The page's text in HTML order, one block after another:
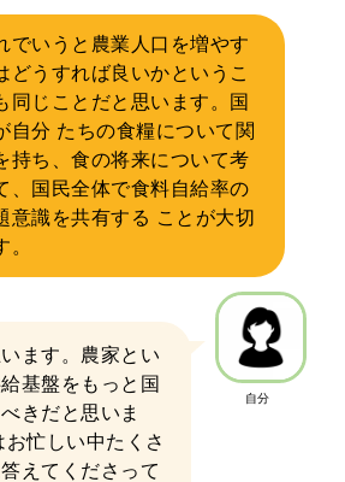
でいうと農業人口を増やす
どうすれば良いかというこ
同じことだと思います。国
自分 たちの食糧について関
持ち、食の将来について考
、国民全体で食料自給率の
意識を共有する ことが大切
。
自分
ます。農家とい
基盤をもっと国
きだと思いま
忙しい中たくさ
えてくださって